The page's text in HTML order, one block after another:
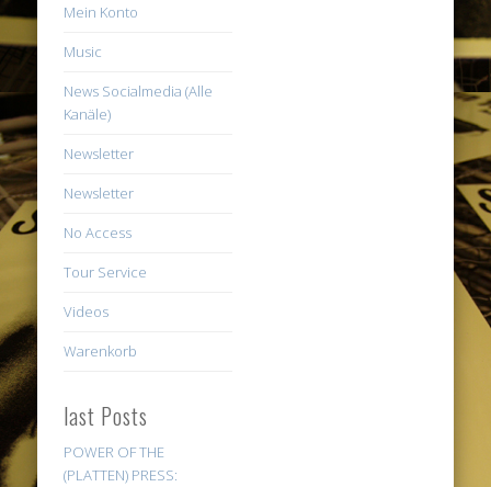
Mein Konto
Music
News Socialmedia (Alle
Kanäle)
Newsletter
Newsletter
No Access
Tour Service
Videos
Warenkorb
last Posts
POWER OF THE
(PLATTEN) PRESS: